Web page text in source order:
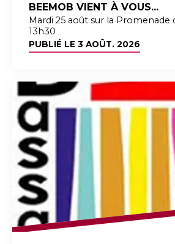
BEEMOB VIENT À VOUS...
Mardi 25 août sur la Promenade
13h30
PUBLIÉ LE 3 AOÛT. 2026